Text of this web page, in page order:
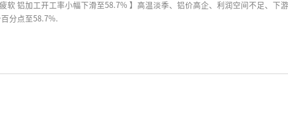
软 铝加工开工率小幅下滑至58.7% 】高温淡季、铝价高企、利润空间不足、下
分点至58.7%.